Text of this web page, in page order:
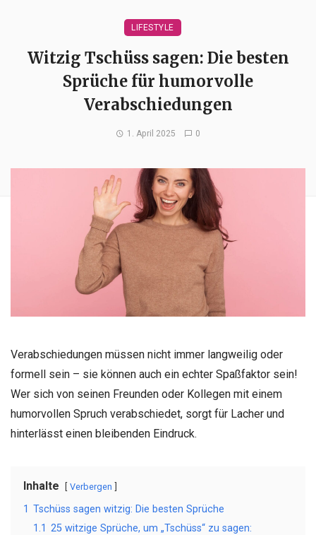
LIFESTYLE
Witzig Tschüss sagen: Die besten
Sprüche für humorvolle
Verabschiedungen
1. April 2025 0
Verabschiedungen müssen nicht immer langweilig oder
formell sein – sie können auch ein echter Spaßfaktor sein!
Wer sich von seinen Freunden oder Kollegen mit einem
humorvollen Spruch verabschiedet, sorgt für Lacher und
hinterlässt einen bleibenden Eindruck.
Inhalte Verbergen
1 Tschüss sagen witzig: Die besten Sprüche
1.1 25 witzige Sprüche, um „Tschüss“ zu sagen: